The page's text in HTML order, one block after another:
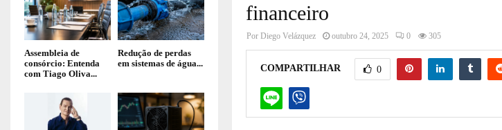
financeiro
Por Diego Velázquez outubro 24, 2025 0 305
COMPARTILHAR 0
Assembleia de
consórcio: Entenda
com Tiago Oliva...
Redução de perdas
em sistemas de água...